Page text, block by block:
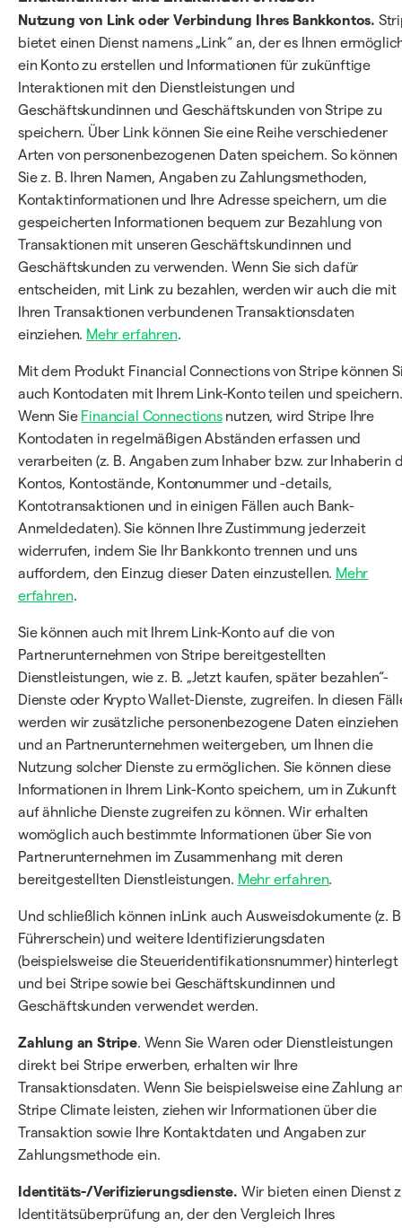
Nutzung von Link oder Verbindung Ihres Bankkontos.
bietet einen Dienst namens „Link“ an, der es Ihnen
ein Konto zu erstellen und Informationen für zukünftige
Interaktionen mit den Dienstleistungen und
Geschäftskundinnen und Geschäftskunden von Stripe zu
speichern. Über Link können Sie eine Reihe verschiedener
Arten von personenbezogenen Daten speichern. So können
Sie z. B. Ihren Namen, Angaben zu Zahlungsmethoden,
Kontaktinformationen und Ihre Adresse speichern, um die
gespeicherten Informationen bequem zur Bezahlung von
Transaktionen mit unseren Geschäftskundinnen und
Geschäftskunden zu verwenden. Wenn Sie sich dafür
entscheiden, mit Link zu bezahlen, werden wir auch die mit
Ihren Transaktionen verbundenen Transaktionsdaten
einziehen. Mehr erfahren.
Mit dem Produkt Financial Connections von Stripe können
auch Kontodaten mit Ihrem Link-Konto teilen und speichern.
Wenn Sie Financial Connectionsnutzen, wird Stripe Ihre
Kontodaten in regelmäßigen Abständen erfassen und
verarbeiten (z. B. Angaben zum Inhaber bzw. zur Inhaberin
Kontos, Kontostände, Kontonummer und -details,
Kontotransaktionen und in einigen Fällen auch Bank-
Anmeldedaten). Sie können Ihre Zustimmung jederzeit
widerrufen, indem Sie Ihr Bankkonto trennen und uns
auffordern, den Einzug dieser Daten einzustellen. Mehr
erfahren.
Sie können auch mit Ihrem Link-Konto auf die von
Partnerunternehmen von Stripe bereitgestellten
Dienstleistungen, wie z. B. „Jetzt kaufen, später bezahlen“-
Dienste oder Krypto Wallet-Dienste, zugreifen. In diesen
werden wir zusätzliche personenbezogene Daten einziehen
und an Partnerunternehmen weitergeben, um Ihnen die
Nutzung solcher Dienste zu ermöglichen. Sie können diese
Informationen in Ihrem Link-Konto speichern, um in Zukunft
auf ähnliche Dienste zugreifen zu können. Wir erhalten
womöglich auch bestimmte Informationen über Sie von
Partnerunternehmen im Zusammenhang mit deren
bereitgestellten Dienstleistungen. Mehr erfahren.
Und schließlich können inLink auch Ausweisdokumente (z.
Führerschein) und weitere Identifizierungsdaten
(beispielsweise die Steueridentifikationsnummer) hinterlegt
und bei Stripe sowie bei Geschäftskundinnen und
Geschäftskunden verwendet werden.
Zahlung an Stripe. Wenn Sie Waren oder Dienstleistungen
direkt bei Stripe erwerben, erhalten wir Ihre
Transaktionsdaten. Wenn Sie beispielsweise eine Zahlung
Stripe Climate leisten, ziehen wir Informationen über die
Transaktion sowie Ihre Kontaktdaten und Angaben zur
Zahlungsmethode ein.
Identitäts-/Verifizierungsdienste. Wir bieten einen Dienst
Identitätsüberprüfung an, der den Vergleich Ihres